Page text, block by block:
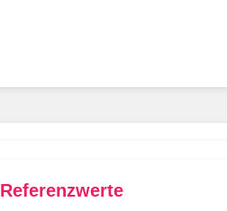
Referenzwerte